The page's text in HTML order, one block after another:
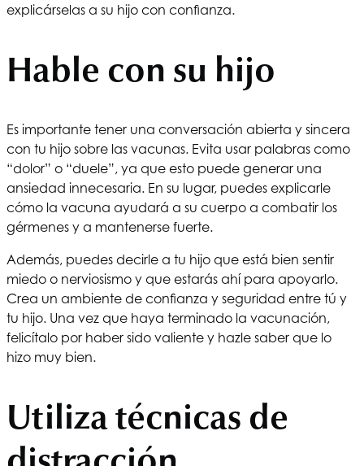
explicárselas a su hijo con confianza.
Hable con su hijo
Es importante tener una conversación abierta y sincera
con tu hijo sobre las vacunas. Evita usar palabras como
“dolor” o “duele”, ya que esto puede generar una
ansiedad innecesaria. En su lugar, puedes explicarle
cómo la vacuna ayudará a su cuerpo a combatir los
gérmenes y a mantenerse fuerte.
Además, puedes decirle a tu hijo que está bien sentir
miedo o nerviosismo y que estarás ahí para apoyarlo.
Crea un ambiente de confianza y seguridad entre tú y
tu hijo. Una vez que haya terminado la vacunación,
felicítalo por haber sido valiente y hazle saber que lo
hizo muy bien.
Utiliza técnicas de